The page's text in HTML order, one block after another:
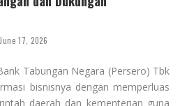
June 17, 2026
Tabungan Negara (Persero) Tbk
bisnisnya dengan memperluas
daerah dan kementerian guna